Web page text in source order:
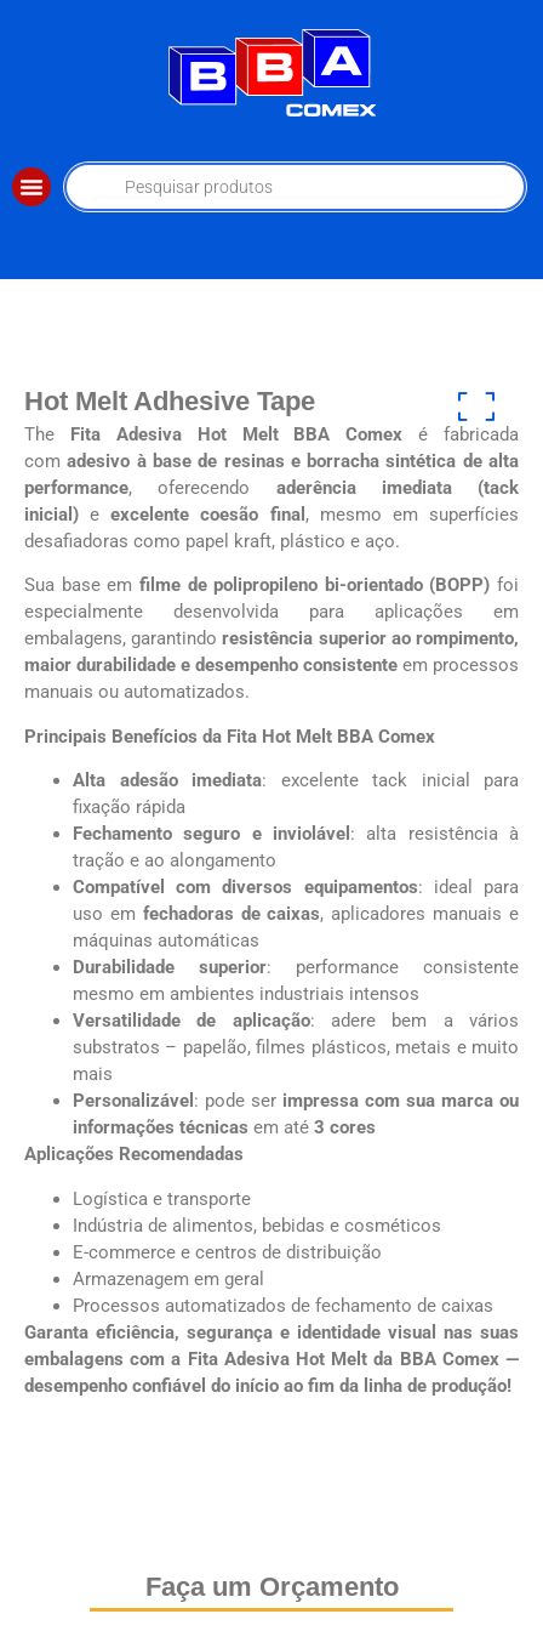
Hot Melt Adhesive Tape
The Fita Adesiva Hot Melt BBA Comex é fabricada
comadesivo à base de resinas e borracha sintética de alta
performance, oferecendo aderência imediata (tack
inicial) eexcelente coesão final , mesmo em superfícies
desafiadoras como papel kraft, plástico e aço.
Sua base em filme de polipropileno bi-orientado (BOPP) foi
especialmente desenvolvida para aplicações em
embalagens, garantindoresistência superior ao rompimento,
maior durabilidade e desempenho consistente em processos
manuais ou automatizados.
Principais Benefícios da Fita Hot Melt BBA Comex
Alta adesão imediata: excelente tack inicial para
fixação rápida
Fechamento seguro e inviolável : alta resistência à
tração e ao alongamento
Compatível com diversos equipamentos: ideal para
uso em fechadoras de caixas, aplicadores manuais e
máquinas automáticas
Durabilidade superior: performance consistente
mesmo em ambientes industriais intensos
Versatilidade de aplicação: adere bem a vários
substratos – papelão, filmes plásticos, metais e muito
mais
Personalizável : pode ser impressa com sua marca ou
informações técnicas em até 3 cores
Aplicações Recomendadas
Logística e transporte
Indústria de alimentos, bebidas e cosméticos
E-commerce e centros de distribuição
Armazenagem em geral
Processos automatizados de fechamento de caixas
Garanta eficiência, segurança e identidade visual nas suas
embalagens com a Fita Adesiva Hot Melt da BBA Comex —
desempenho confiável do início ao fim da linha de produção!
Faça um Orçamento